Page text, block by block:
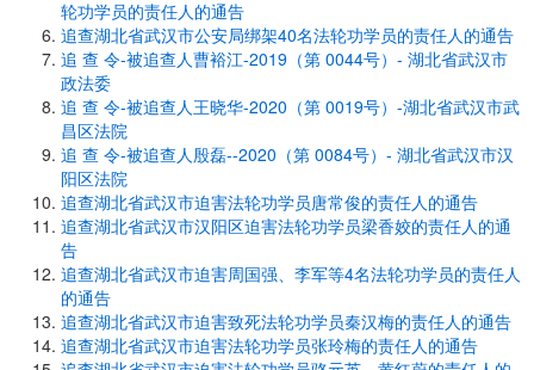
轮功学员的责任人的通告
追查湖北省武汉市公安局绑架40名法轮功学员的责任人的通告
追 查 令-被追查人曹裕江-2019（第 0044号）- 湖北省武汉市
政法委
追 查 令-被追查人王晓华-2020（第 0019号）-湖北省武汉市武
昌区法院
追 查 令-被追查人殷磊--2020（第 0084号）- 湖北省武汉市汉
阳区法院
追查湖北省武汉市迫害法轮功学员唐常俊的责任人的通告
追查湖北省武汉市汉阳区迫害法轮功学员梁香姣的责任人的通
告
追查湖北省武汉市迫害周国强、李军等4名法轮功学员的责任人
的通告
追查湖北省武汉市迫害致死法轮功学员秦汉梅的责任人的通告
追查湖北省武汉市迫害法轮功学员张玲梅的责任人的通告